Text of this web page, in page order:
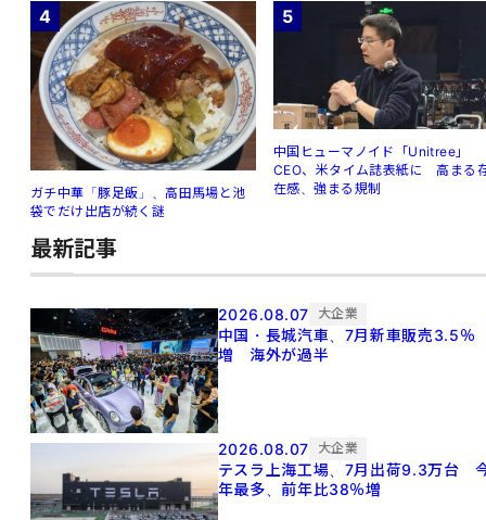
4
ガチ中華「豚足飯」、高田馬場と池
袋でだけ出店が続く謎
5
中国ヒューマノイド「Unitree」
CEO、米タイム誌表紙に 高まる
在感、強まる規制
最新記事
2026.08.07 大企業
中国・長城汽車、7月新車販売3.5％
増 海外が過半
2026.08.07 大企業
テスラ上海工場、7月出荷9.3万台
年最多、前年比38％増